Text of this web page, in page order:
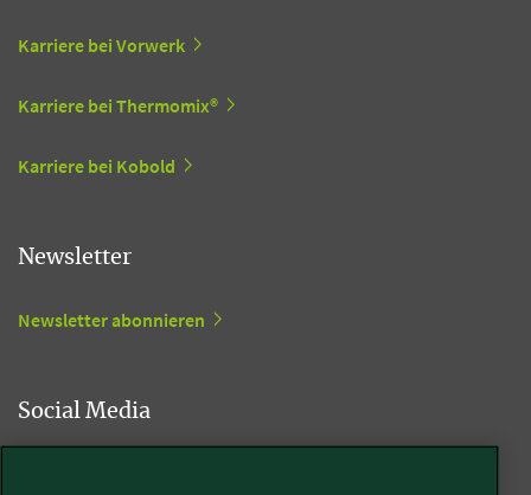
Karriere bei Vorwerk
Karriere bei Thermomix®
Karriere bei Kobold
Newsletter
Newsletter abonnieren
Social Media